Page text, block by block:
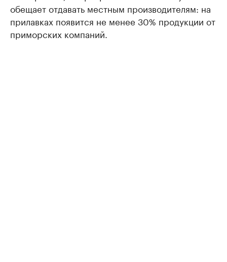
обещает отдавать местным производителям: на
прилавках появится не менее 30% продукции от
приморских компаний.